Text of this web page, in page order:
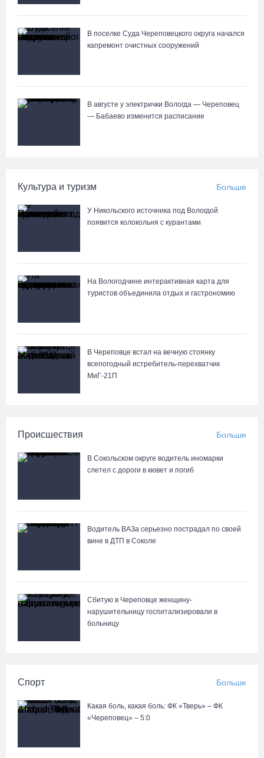
04.08.26 / 15:55
Алина Замараева сменила статус игрока на помощника
Как увеличить кредитный лимит по карте
Музей кружева со скидкой
04.08.26 / 15:03
В поселке Суда Череповецкого округа начался
капремонт очистных сооружений
В августе у электрички Вологда — Череповец
— Бабаево изменится расписание
Культура и туризм Больше
У Никольского источника под Вологдой
появится колокольня с курантами
На Вологодчине интерактивная карта для
туристов объединила отдых и гастрономию
В Череповце встал на вечную стоянку
всепогодный истребитель-перехватчик
МиГ‑21П
Происшествия Больше
В Сокольском округе водитель иномарки
слетел с дороги в кювет и погиб
Водитель ВАЗа серьезно пострадал по своей
вине в ДТП в Соколе
Сбитую в Череповце женщину-
нарушительницу госпитализировали в
больницу
Спорт Больше
Какая боль, какая боль: ФК «Тверь» – ФК
«Череповец» – 5:0